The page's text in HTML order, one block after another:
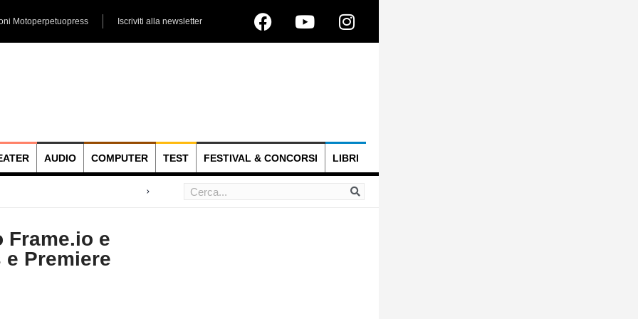
Motoperpetuopress Iscriviti alla newsletter
AUDIO COMPUTER TEST FESTIVAL & CONCORSI LIBRI
Frame.io e
Premiere